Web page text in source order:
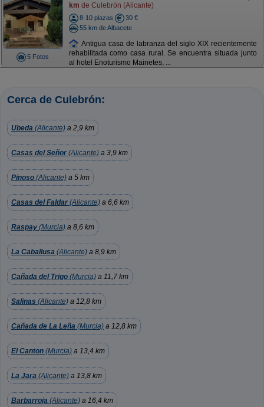
5 Fotos
km de Culebrón (Alicante)
8-10 plazas
30 €
55 km de Albacete
Antigua casa de labranza del siglo XIX recientemente
rehabilitada como casa rural. Se encuentra situada junto
al hotel Enoturismo Mainetes, ...
Cerca de Culebrón:
Ubeda (Alicante) a 2,9 km
Casas del Señor (Alicante) a 3,9 km
Pinoso (Alicante) a 5 km
Casas del Faldar (Alicante) a 6,6 km
Raspay (Murcia) a 8,6 km
La Caballusa (Alicante) a 8,9 km
Cañada del Trigo (Murcia) a 11,7 km
Salinas (Alicante) a 12,8 km
Cañada de La Leña (Murcia) a 12,8 km
El Canton (Murcia) a 13,4 km
La Jara (Alicante) a 13,8 km
Barbarroja (Alicante) a 16,4 km